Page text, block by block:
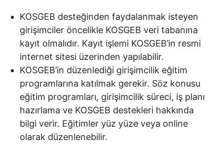
KOSGEB desteğinden faydalanmak isteyen
girişimciler öncelikle KOSGEB veri tabanına
kayıt olmalıdır. Kayıt işlemi KOSGEB’in resmi
internet sitesi üzerinden yapılabilir.
KOSGEB’in düzenlediği girişimcilik eğitim
programlarına katılmak gerekir. Söz konusu
eğitim programları, girişimcilik süreci, iş planı
hazırlama ve KOSGEB destekleri hakkında
bilgi verir. Eğitimler yüz yüze veya online
olarak düzenlenebilir.